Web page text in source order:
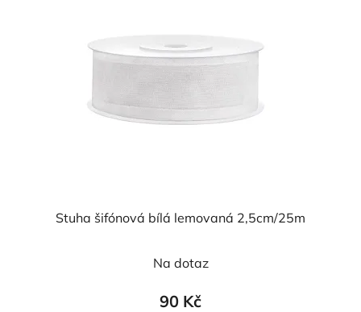
Stuha šifónová bílá lemovaná 2,5cm/25m
hodnocení
produktu
Na dotaz
90 Kč